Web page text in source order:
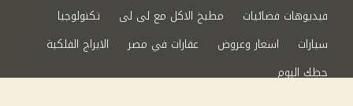
فيديوهات فضائيات
مطبخ الاكل مع لى لى
تكنولوجيا
سيارات
اسعار وعروض عقارات في مصر
الابراج الفلكية
حظك اليوم